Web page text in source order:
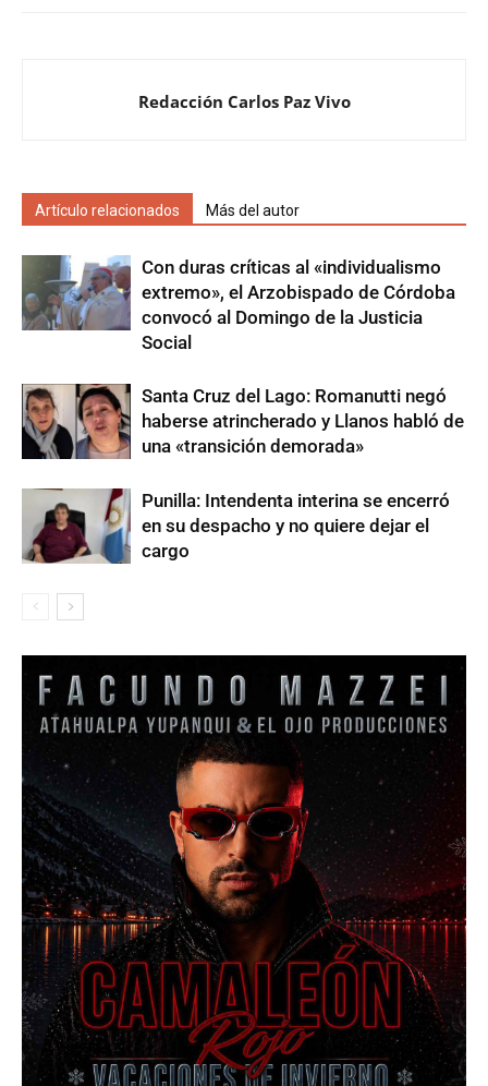
Redacción Carlos Paz Vivo
Artículo relacionados Más del autor
Con duras críticas al «individualismo
extremo», el Arzobispado de Córdoba
convocó al Domingo de la Justicia
Social
Santa Cruz del Lago: Romanutti negó
haberse atrincherado y Llanos habló de
una «transición demorada»
Punilla: Intendenta interina se encerró
en su despacho y no quiere dejar el
cargo